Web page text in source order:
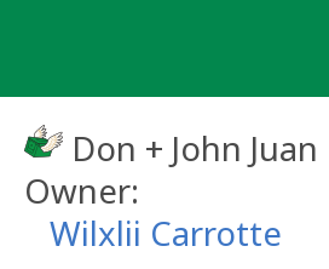
Don + John Juan
Owner:
Wilxlii Carrotte